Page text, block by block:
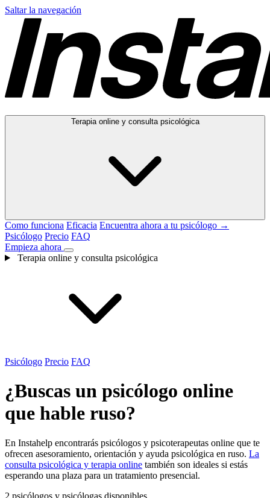
Saltar la navegación
Terapia online y consulta psicológica
Como funciona Eficacia Encuentra ahora a tu psicólogo →
Psicólogo Precio FAQ
Empieza ahora
Terapia online y consulta psicológica
Psicólogo Precio FAQ
¿Buscas un psicólogo online
que hable ruso?
En Instahelp encontrarás psicólogos y psicoterapeutas online que te
ofrecen asesoramiento, orientación y ayuda psicológica en ruso. La
consulta psicológica y terapia online también son ideales si estás
esperando una plaza para un tratamiento presencial.
2 psicólogos y psicólogas disponibles